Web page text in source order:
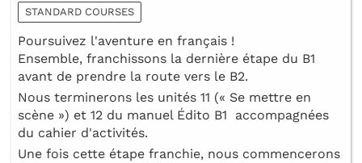
STANDARD COURSES
Poursuivez l'aventure en français !
Ensemble, franchissons la dernière étape du B1
avant de prendre la route vers le B2.
Nous terminerons les unités 11 (« Se mettre en
scène ») et 12 du manuel Édito B1 accompagnées
du cahier d'activités.
Une fois cette étape franchie, nous commencerons